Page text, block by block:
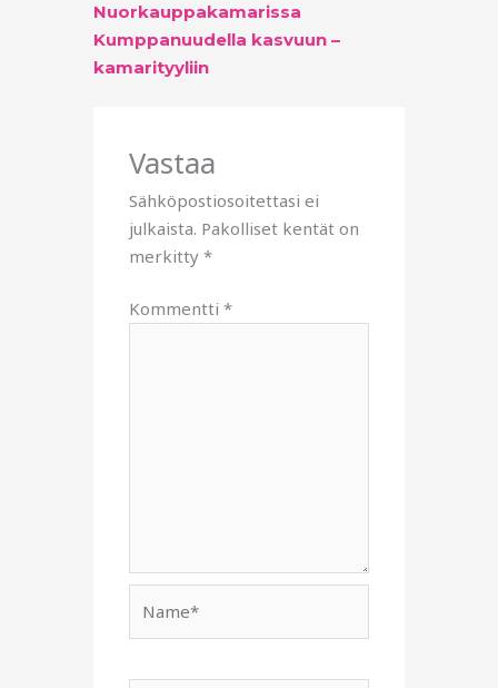
Nuorkauppakamarissa
Kumppanuudella kasvuun –
kamarityyliin
Vastaa
Sähköpostiosoitettasi ei
julkaista. Pakolliset kentät on
merkitty*
Kommentti*